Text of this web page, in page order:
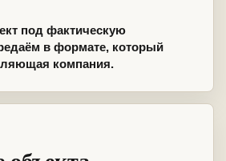
под фактическую
в формате, который
компания.